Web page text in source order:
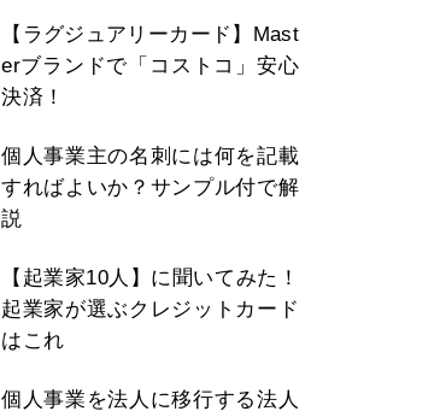
【ラグジュアリーカード】Mast
erブランドで「コストコ」安心
決済！
個人事業主の名刺には何を記載
すればよいか？サンプル付で解
説
【起業家10人】に聞いてみた！
起業家が選ぶクレジットカード
はこれ
個人事業を法人に移行する法人